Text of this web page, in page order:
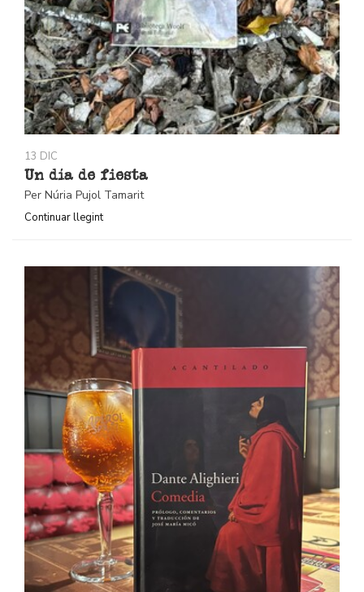
13 DIC
Un día de fiesta
Per Núria Pujol Tamarit
Continuar llegint